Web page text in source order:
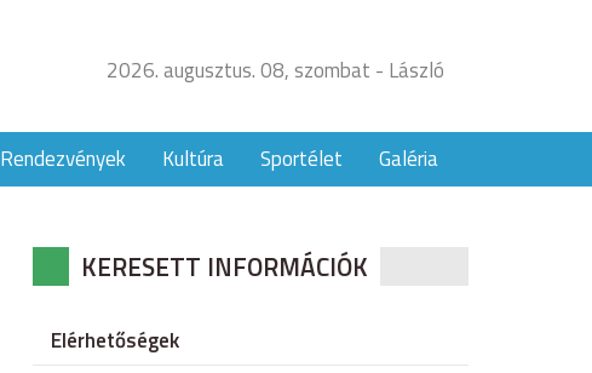
2026. augusztus. 08, szombat - László
Rendezvények Kultúra Sportélet Galéria
KERESETT INFORMÁCIÓK
Elérhetőségek